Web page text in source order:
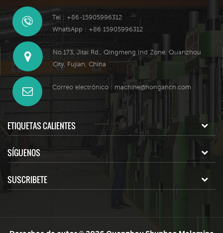
Tel : +86-15905996312
WhatsApp : +86 15905996312
No.173, Jitai Rd., Qingmeng Ind Zone, Quanzhou
City, Fujian, China
Correo electrónico : machine@hongancn.com
ETIQUETAS CALIENTES
SÍGUENOS
SUSCRIBETE